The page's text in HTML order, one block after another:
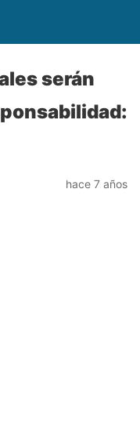
serán
hace 7 años